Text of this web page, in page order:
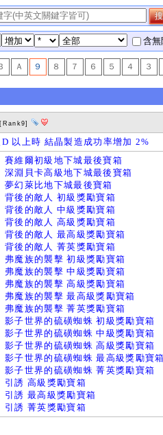
含無
Ａ ９ ８ ７ ６ ５ ４ ３
[Rank9]
以上時 結晶製造成功率增加 2%
賽維爾初級地下城最後寶箱
深淵貝卡高級地下城最後寶箱
夢幻萊比地下城最後寶箱
背後的敵人 初級獎勵寶箱
背後的敵人 中級獎勵寶箱
背後的敵人 高級獎勵寶箱
背後的敵人 最高級獎勵寶箱
背後的敵人 菁英獎勵寶箱
弗魔族的襲擊 初級獎勵寶箱
弗魔族的襲擊 中級獎勵寶箱
弗魔族的襲擊 高級獎勵寶箱
弗魔族的襲擊 最高級獎勵寶箱
弗魔族的襲擊 菁英獎勵寶箱
影子世界的硫磺蜘蛛 初級獎勵寶箱
影子世界的硫磺蜘蛛 中級獎勵寶箱
影子世界的硫磺蜘蛛 高級獎勵寶箱
影子世界的硫磺蜘蛛 最高級獎勵寶箱
影子世界的硫磺蜘蛛 菁英獎勵寶箱
引誘 高級獎勵寶箱
引誘 最高級獎勵寶箱
引誘 菁英獎勵寶箱